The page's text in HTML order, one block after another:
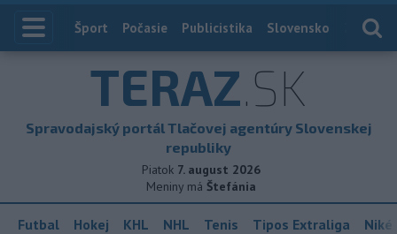
Index
Šport Počasie Publicistika Slovensko
TERAZ.SK
Spravodajský portál Tlačovej agentúry Slovenskej
republiky
Piatok 7. august 2026
Meniny má Štefánia
Futbal Hokej KHL NHL Tenis Tipos Extraliga